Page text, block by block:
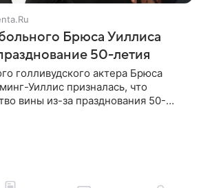
Брюса Уиллиса
50-летия
голливудского актера Брюса
Уиллис призналась, что
вины из-за празднования 50-